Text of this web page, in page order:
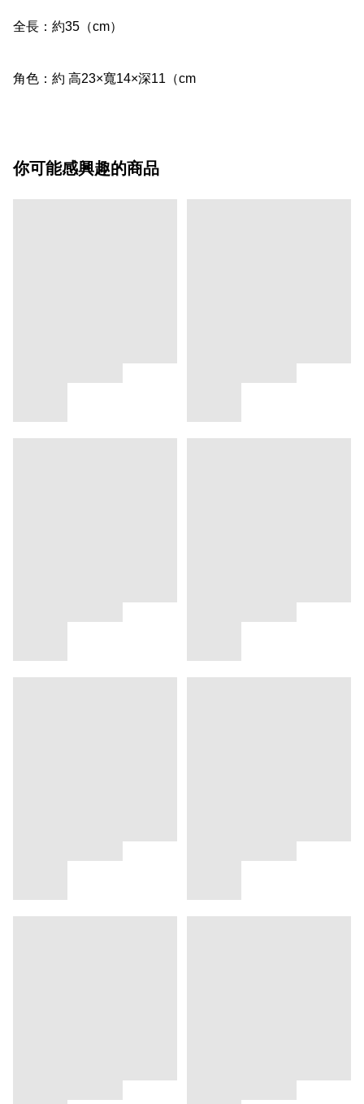
全長：約35（cm）
角色：約 高23×寬14×深11（cm
你可能感興趣的商品